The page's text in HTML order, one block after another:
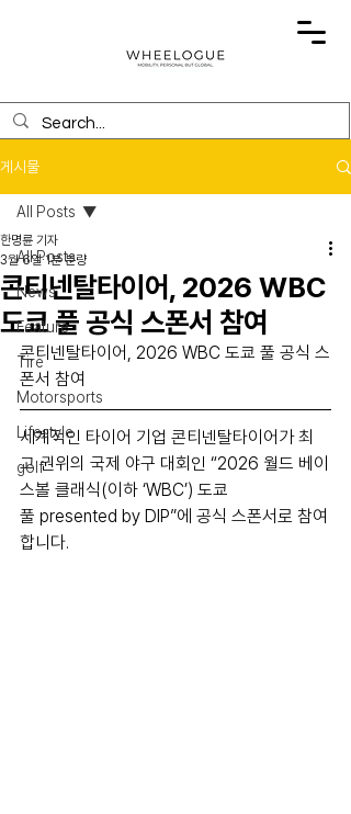
게시물
All Posts
News
Feature
Tire
Motorsports
Lifestyle
golf
All Posts
콘티넨탈타이어, 2026 WBC
도쿄 풀 공식 스폰서 참여
한명륜 기자
3월 6일 1분 분량
콘티넨탈타이어, 2026 WBC 도쿄 풀 공식 스
폰서 참여
세계적인 타이어 기업 콘티넨탈타이어가 최
고 권위의 국제 야구 대회인 “2026 월드 베이
스볼 클래식(이하 ‘WBC’) 도쿄
풀 presented by DIP”에 공식 스폰서로 참여
합니다.